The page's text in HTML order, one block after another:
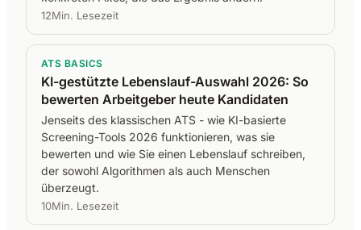
12Min. Lesezeit
ATS BASICS
KI-gestützte Lebenslauf-Auswahl 2026: So
bewerten Arbeitgeber heute Kandidaten
Jenseits des klassischen ATS - wie KI-basierte
Screening-Tools 2026 funktionieren, was sie
bewerten und wie Sie einen Lebenslauf schreiben,
der sowohl Algorithmen als auch Menschen
überzeugt.
10Min. Lesezeit